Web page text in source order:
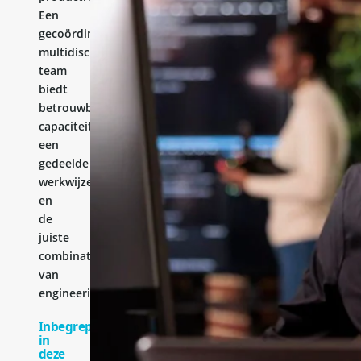
Een
gecoördineerd
multidisciplinair
team
biedt
betrouwbare
capaciteit,
een
gedeelde
werkwijze
en
de
juiste
combinatie
van
engineeringervaring.
Inbegrepen
in
deze